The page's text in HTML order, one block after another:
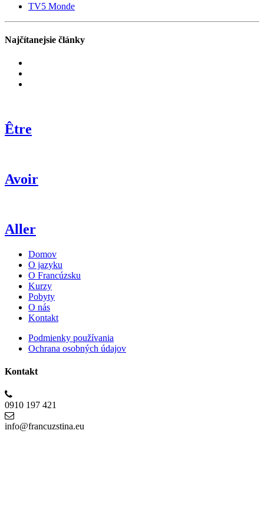
TV5 Monde
Najčítanejsie články
Être
Avoir
Aller
Domov
O jazyku
O Francúzsku
Kurzy
Pobyty
O nás
Kontakt
Podmienky používania
Ochrana osobných údajov
Kontakt
0910 197 421
info@francuzstina.eu